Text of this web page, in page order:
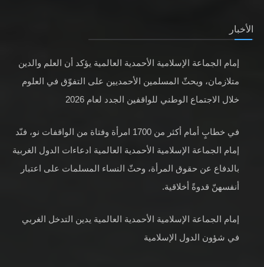
الأخبار
إمام الجماعة الإسلامية الأحمدية العالمية يؤكد أن العلم والدين
متلازمان، ويحثّ المسلمين الأحمديين على التفوّق في العلوم
خلال الاجتماع الوطني للواقفين الجدد لعام 2026
في خطابٍ أمام أكثر من 1700 امرأة وفتاة من الواقفات نو، فنّد
إمام الجماعة الإسلامية الأحمدية العالمية ادعاءات الدول الغربية
بالدفاع عن حقوق المرأة، وحثّ النساء المسلمات على اعتبار
أنفسهنّ قدوةً أخلاقية.
إمام الجماعة الإسلامية الأحمدية العالمية يدين التدخل الغربي
في شؤون الدول الإسلامية